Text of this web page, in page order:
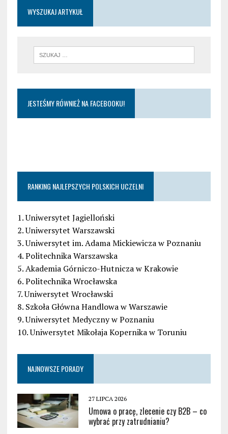
WYSZUKAJ ARTYKUŁ
JESTEŚMY RÓWNIEŻ NA FACEBOOKU!
RANKING NAJLEPSZYCH POLSKICH UCZELNI
1. Uniwersytet Jagielloński
2. Uniwersytet Warszawski
3. Uniwersytet im. Adama Mickiewicza w Poznaniu
4. Politechnika Warszawska
5. Akademia Górniczo-Hutnicza w Krakowie
6. Politechnika Wrocławska
7. Uniwersytet Wrocławski
8. Szkoła Główna Handlowa w Warszawie
9. Uniwersytet Medyczny w Poznaniu
10. Uniwersytet Mikołaja Kopernika w Toruniu
NAJNOWSZE PORADY
27 LIPCA 2026
Umowa o pracę, zlecenie czy B2B – co
wybrać przy zatrudnianiu?